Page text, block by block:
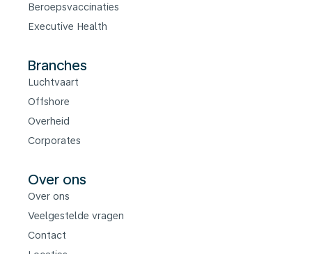
Beroepsvaccinaties
Executive Health
Branches
Luchtvaart
Offshore
Overheid
Corporates
Over ons
Over ons
Veelgestelde vragen
Contact